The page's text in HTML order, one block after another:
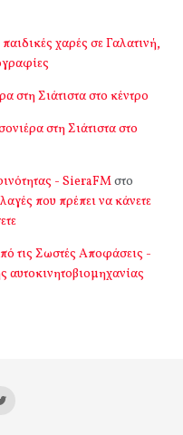
χαρές σε Γαλατινή,
στη Σιάτιστα στο κέντρο
στη Σιάτιστα στο
- SieraFMστο
που πρέπει να κάνετε
τις Σωστές Αποφάσεις -
αυτοκινητοβιομηχανίας